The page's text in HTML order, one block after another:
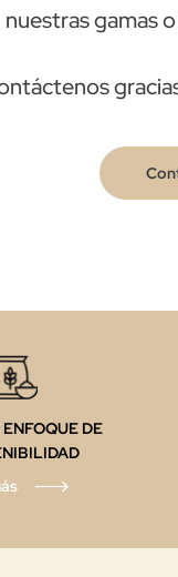
nuestras gamas
DE